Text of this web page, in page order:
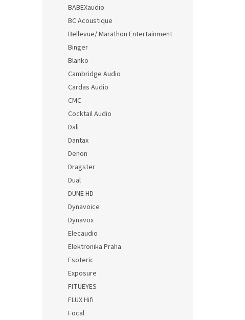
BABEXaudio
BC Acoustique
Bellevue/ Marathon Entertainment
Binger
Blanko
Cambridge Audio
Cardas Audio
CMC
Cocktail Audio
Dali
Dantax
Denon
Dragster
Dual
DUNE HD
Dynavoice
Dynavox
Elecaudio
Elektronika Praha
Esoteric
Exposure
FITUEYES
FLUX Hifi
Focal